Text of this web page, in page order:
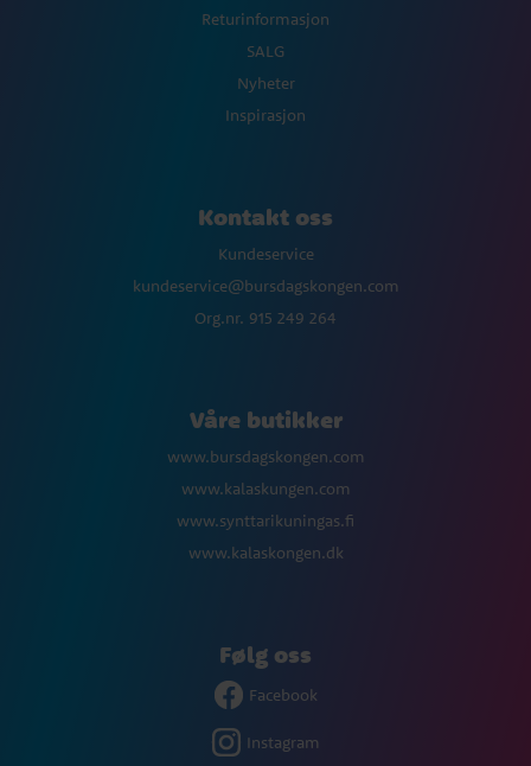
Returinformasjon
SALG
Nyheter
Inspirasjon
Kontakt oss
Kundeservice
kundeservice@bursdagskongen.com
Org.nr. 915 249 264
Våre butikker
www.bursdagskongen.com
www.kalaskungen.com
www.synttarikuningas.fi
www.kalaskongen.dk
Følg oss
Facebook
Instagram